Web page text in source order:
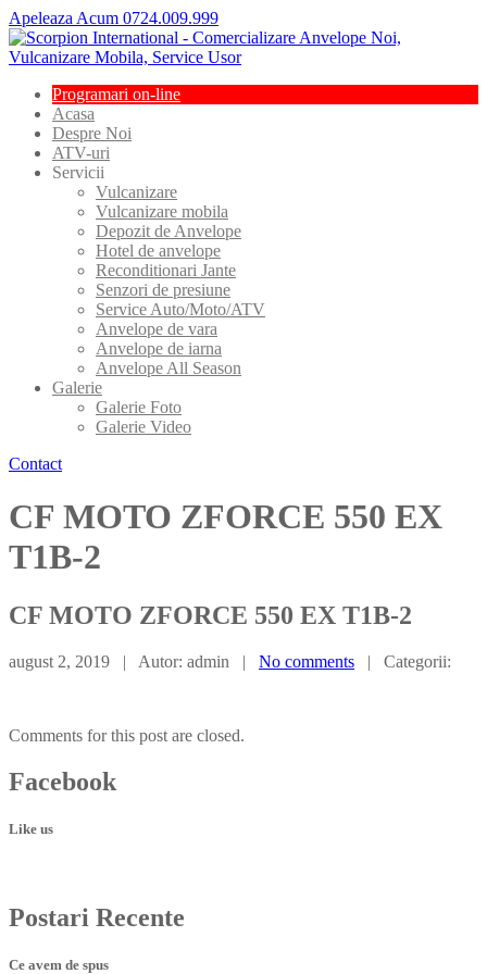
Apeleaza Acum 0724.009.999
Programari on-line
Acasa
Despre Noi
ATV-uri
Servicii
Vulcanizare
Vulcanizare mobila
Depozit de Anvelope
Hotel de anvelope
Reconditionari Jante
Senzori de presiune
Service Auto/Moto/ATV
Anvelope de vara
Anvelope de iarna
Anvelope All Season
Galerie
Galerie Foto
Galerie Video
Contact
CF MOTO ZFORCE 550 EX
T1B-2
CF MOTO ZFORCE 550 EX T1B-2
august 2, 2019 | Autor: admin | No comments | Categorii:
Comments for this post are closed.
Facebook
Like us
Postari Recente
Ce avem de spus